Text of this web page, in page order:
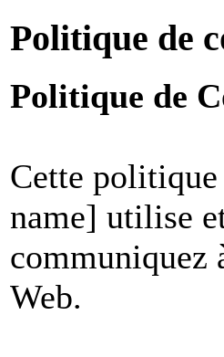
Politique de
Politique de
Cette
name] utilise
communiquez
Web.